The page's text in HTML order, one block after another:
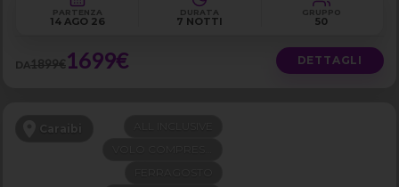
PARTENZA
14 AGO 26
DURATA
7 NOTTI
GRUPPO
50
DA1899€1699€ DETTAGLI
Caraibi